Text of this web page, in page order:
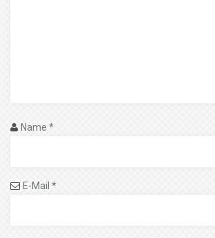
Name *
E-Mail *